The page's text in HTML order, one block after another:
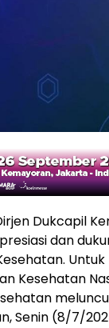
Dukcapil
dan
Kesehatan
Senin (8/7/